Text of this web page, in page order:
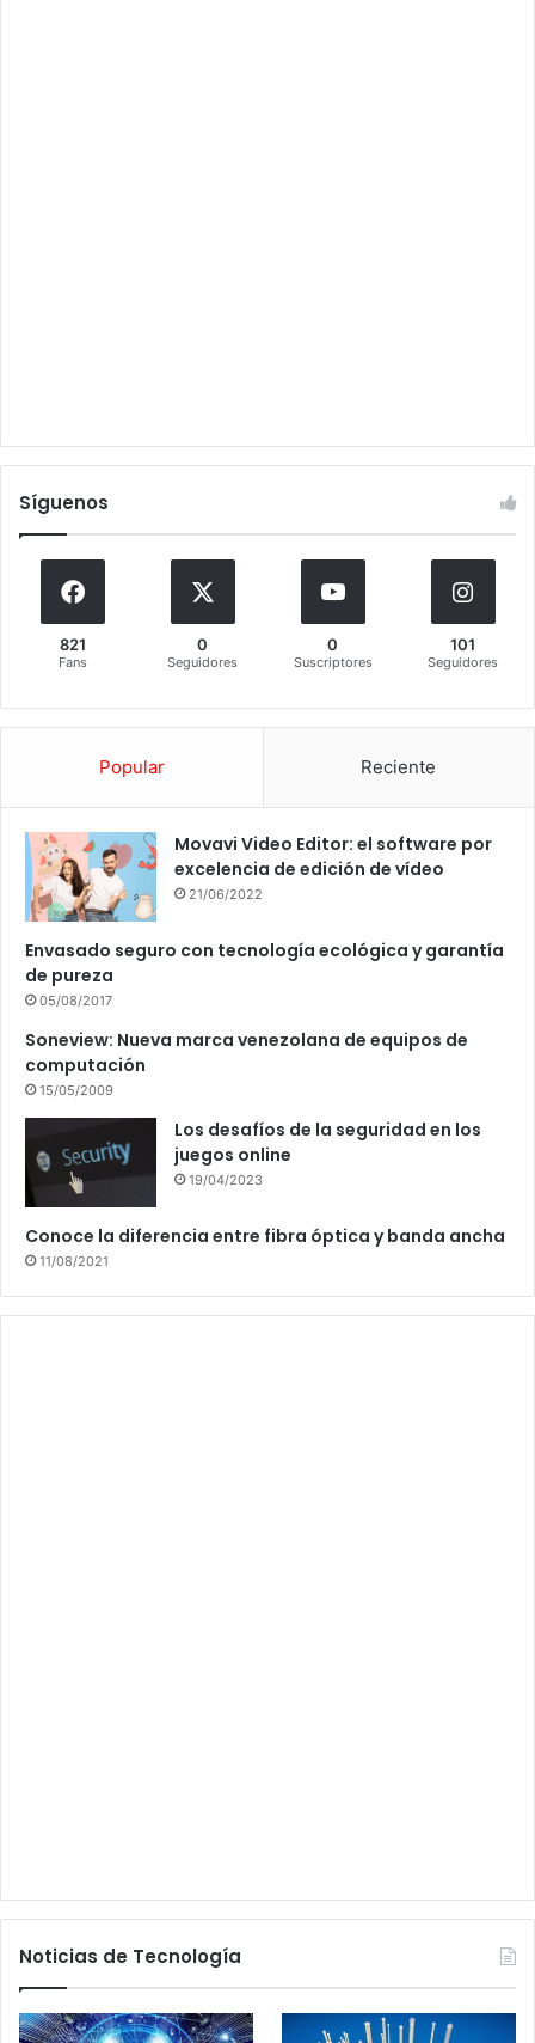
Síguenos
821
Fans
0
Seguidores
0
Suscriptores
101
Seguidores
Popular Reciente
Movavi Video Editor: el software por
excelencia de edición de vídeo
21/06/2022
Envasado seguro con tecnología ecológica y garantía
de pureza
05/08/2017
Soneview: Nueva marca venezolana de equipos de
computación
15/05/2009
Los desafíos de la seguridad en los
juegos online
19/04/2023
Conoce la diferencia entre fibra óptica y banda ancha
11/08/2021
Noticias de Tecnología